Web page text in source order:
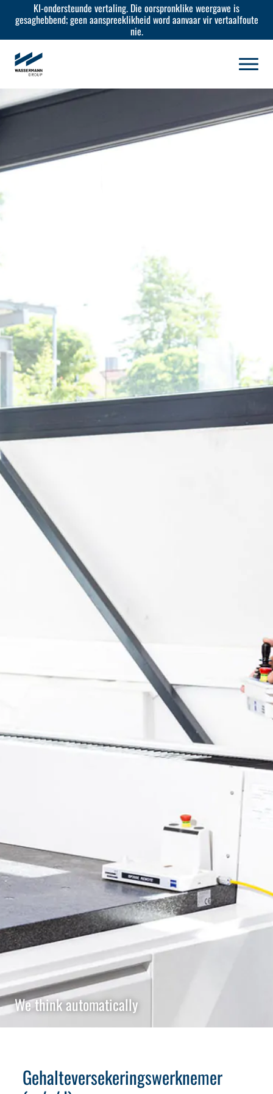
KI-ondersteunde vertaling. Die oorspronklike weergawe is
gesaghebbend; geen aanspreeklikheid word aanvaar vir vertaalfoute
nie.
We think automatically
Gehalteversekeringswerknemer